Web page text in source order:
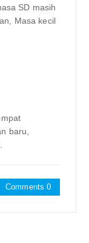
SD masih
Masa kecil
baru,
Comments 0